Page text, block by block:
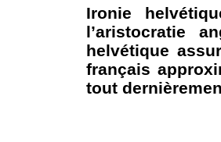
Ironie
l’aristocratie
helvétique
français
tout